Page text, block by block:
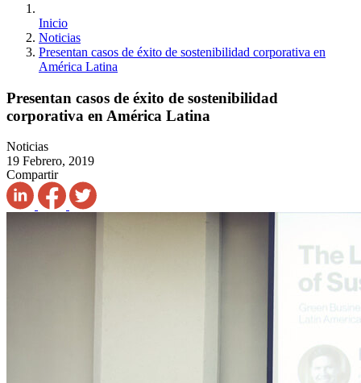
Inicio
Noticias
Presentan casos de éxito de sostenibilidad corporativa en
América Latina
Presentan casos de éxito de sostenibilidad
corporativa en América Latina
Noticias
19 Febrero, 2019
Compartir